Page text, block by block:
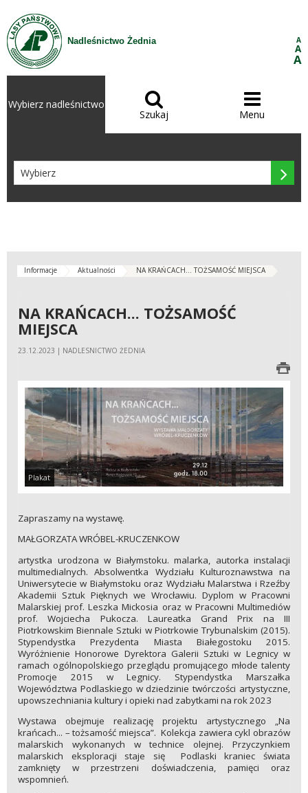
Przejdź do treści
Nadleśnictwo Żednia A
A
A
Wybierz nadleśnictwo 
Szukaj

Menu

Informacje Aktualności NA KRAŃCACH... TOŻSAMOŚĆ MIEJSCA
NA KRAŃCACH... TOŻSAMOŚĆ
MIEJSCA
23.12.2023 | NADLESNICTWO ŻEDNIA
Plakat
Zapraszamy na wystawę.
MAŁGORZATA WRÓBEL-KRUCZENKOW
artystka urodzona w Białymstoku. malarka, autorka instalacji
multimedialnych. Absolwentka Wydziału Kulturoznawstwa na
Uniwersytecie w Białymstoku oraz Wydziału Malarstwa i Rzeźby
Akademii Sztuk Pięknych we Wrocławiu. Dyplom w Pracowni
Malarskiej prof. Leszka Mickosia oraz w Pracowni Multimediów
prof. Wojciecha Pukocza. Laureatka Grand Prix na III
Piotrkowskim Biennale Sztuki w Piotrkowie Trybunalskim (2015).
Stypendystka Prezydenta Miasta Białegostoku 2015.
Wyróżnienie Honorowe Dyrektora Galerii Sztuki w Legnicy w
ramach ogólnopolskiego przeglądu promującego młode talenty
Promocje 2015 w Legnicy. Stypendystka Marszałka
Województwa Podlaskiego w dziedzinie twórczości artystyczne,
upowszechniania kultury i opieki nad zabytkami na rok 2023
Wystawa obejmuje realizację projektu artystycznego „Na
krańcach... – tożsamość miejsca”. Kolekcja zawiera cykl obrazów
malarskich wykonanych w technice olejnej. Przyczynkiem
malarskich eksploracji staje się Podlaski kraniec świata
zamknięty w przestrzeni doświadczenia, pamięci oraz
wspomnień.